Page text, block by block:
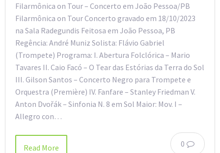
Filarmônica on Tour – Concerto em João Pessoa/PB
Filarmônica on Tour Concerto gravado em 18/10/2023
na Sala Radegundis Feitosa em João Pessoa, PB
Regência: André Muniz Solista: Flávio Gabriel
(Trompete) Programa: I. Abertura Folclórica – Mario
Tavares II. Caio Facó – O Tear das Estórias da Terra do Sol
III. Gilson Santos – Concerto Negro para Trompete e
Orquestra (Première) IV. Fanfare – Stanley Friedman V.
Anton Dvořák – Sinfonia N. 8 em Sol Maior: Mov. I –
Allegro con…
0
Read More